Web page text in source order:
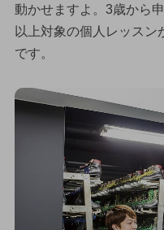
動かせますよ。3歳から
以上対象の個人レッスン
です。